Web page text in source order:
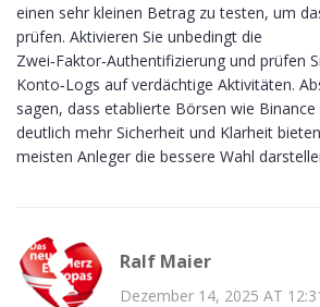
einen sehr kleinen Betrag zu testen, um
prüfen. Aktivieren Sie unbedingt die
Zwei‑Faktor‑Authentifizierung und prüfen
Konto‑Logs auf verdächtige Aktivitäten.
sagen, dass etablierte Börsen wie
deutlich mehr Sicherheit und Klarheit
meisten Anleger die bessere Wahl
Ralf Maier
Dezember 14, 2025 AT